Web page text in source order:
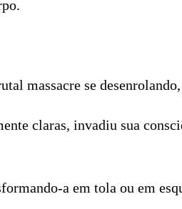
massacre se
claras, invadiu sua
a em tola ou em